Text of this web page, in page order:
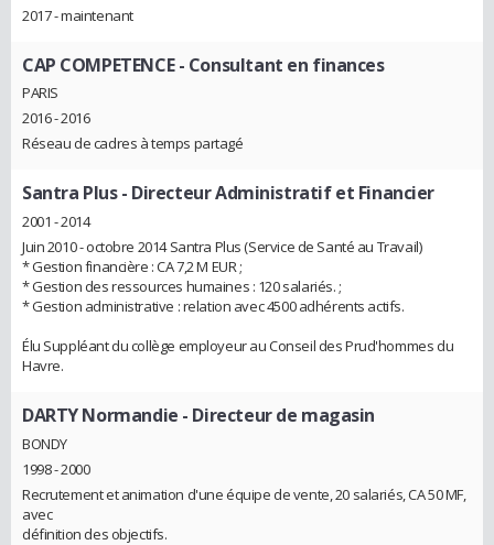
2017 - maintenant
CAP COMPETENCE- Consultant en finances
PARIS
2016 - 2016
Réseau de cadres à temps partagé
Santra Plus- Directeur Administratif et Financier
2001 - 2014
Juin 2010 - octobre 2014 Santra Plus (Service de Santé au Travail)
* Gestion financière : CA 7,2 M EUR ;
* Gestion des ressources humaines : 120 salariés. ;
* Gestion administrative : relation avec 4500 adhérents actifs.
Élu Suppléant du collège employeur au Conseil des Prud'hommes du
Havre.
DARTY Normandie - Directeur de magasin
BONDY
1998 - 2000
Recrutement et animation d'une équipe de vente, 20 salariés, CA 50 MF,
avec
définition des objectifs.